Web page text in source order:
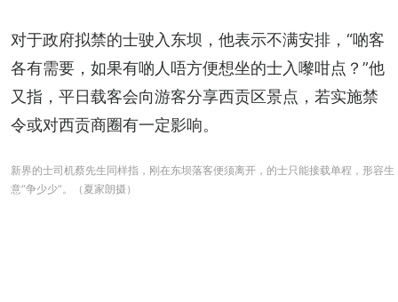
对于政府拟禁的士驶入东坝，他表示不满安排，“啲客
各有需要，如果有啲人唔方便想坐的士入嚟咁点？”他
又指，平日载客会向游客分享西贡区景点，若实施禁
令或对西贡商圈有一定影响。
新界的士司机蔡先生同样指，刚在东坝落客便须离开，的士只能接载单程，形容生
意“争少少”。（夏家朗摄）